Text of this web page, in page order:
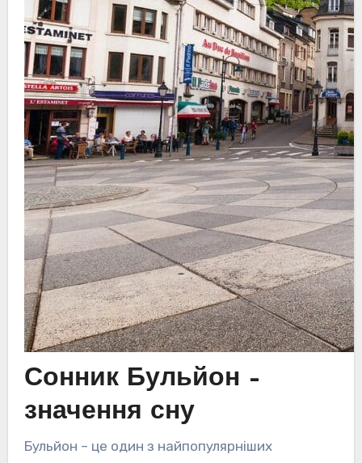
Сонник Бульйон –
значення сну
Бульйон – це один з найпопулярніших